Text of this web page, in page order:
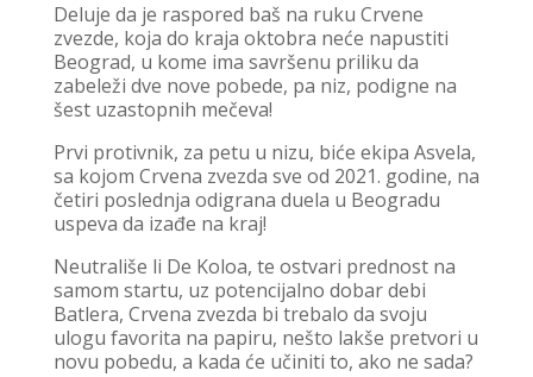
Deluje da je raspored baš na ruku Crvene
zvezde, koja do kraja oktobra neće napustiti
Beograd, u kome ima savršenu priliku da
zabeleži dve nove pobede, pa niz, podigne na
šest uzastopnih mečeva!
Prvi protivnik, za petu u nizu, biće ekipa Asvela,
sa kojom Crvena zvezda sve od 2021. godine, na
četiri poslednja odigrana duela u Beogradu
uspeva da izađe na kraj!
Neutrališe li De Koloa, te ostvari prednost na
samom startu, uz potencijalno dobar debi
Batlera, Crvena zvezda bi trebalo da svoju
ulogu favorita na papiru, nešto lakše pretvori u
novu pobedu, a kada će učiniti to, ako ne sada?